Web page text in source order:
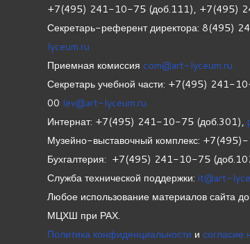
+7(495) 241-10-75 (доб.111), +7(495)
Секретарь-референт директора: 8(495)
lyceum.ru
Приемная комиссия com@art-lyceum.ru
Секретарь учебной части: +7(495)
00 lev@art-lyceum.ru
Интернат: +7(495) 241-10-75 (доб.301),
Музейно-выставочный комплекс:
Бухгалтерия: +7(495) 241-10-75
Служба технической поддержки: it@art-
Любое использование материалов сайта
МЦХШ при РАХ.
Политика конфиденциальности и согласие